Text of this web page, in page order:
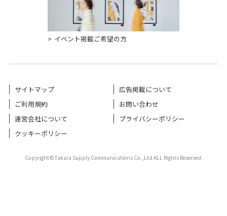
イベント掲載ご希望の方
サイトマップ
広告掲載について
ご利用規約
お問い合わせ
運営会社について
プライバシーポリシー
クッキーポリシー
Copyright©Takara Supply Communications Co.,Ltd ALL Rights Reserved.